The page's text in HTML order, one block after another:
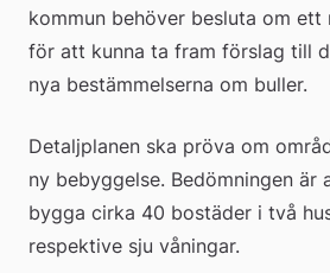
kommun behöver besluta om
för att kunna ta fram förslag till
nya bestämmelserna om buller.
Detaljplanen ska pröva om
ny bebyggelse. Bedömningen är
bygga cirka 40 bostäder i två
respektive sju våningar.